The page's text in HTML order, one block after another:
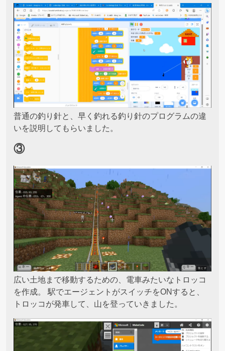
普通の釣り針と、早く釣れる釣り針のプログラムの違
いを説明してもらいました。
③
広い土地まで移動するための、電車みたいなトロッコ
を作成。 駅でエージェントがスイッチをONすると、
トロッコが発車して、山を登っていきました。